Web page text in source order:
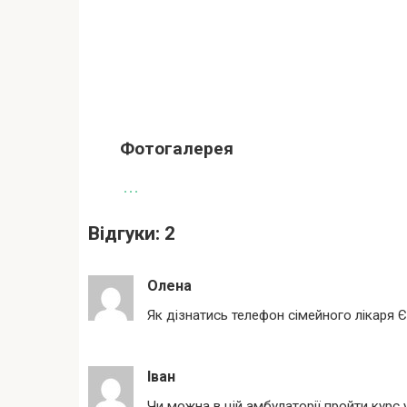
Фотогалерея
Відгуки: 2
Олена
Як дізнатись телефон сімейного лікаря
Іван